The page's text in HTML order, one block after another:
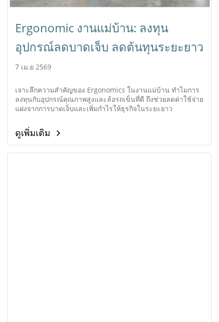
Ergonomic งานแม่บ้าน: ลงทุน
อุปกรณ์ลดบาดเจ็บ ลดต้นทุนระยะยาว
7 เม.ย 2569
เจาะลึกความสำคัญของ Ergonomics ในงานแม่บ้าน ทำไมการ
ลงทุนกับอุปกรณ์คุณภาพสูงและล้อรถเข็นที่ดี ถึงช่วยลดค่าใช้จ่าย
แฝงจากการบาดเจ็บและเพิ่มกำไรให้ธุรกิจในระยะยาว
ดูเพิ่มเติม